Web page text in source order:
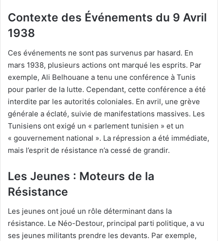
Contexte des Événements du 9 Avril
1938
Ces événements ne sont pas survenus par hasard. En
mars 1938, plusieurs actions ont marqué les esprits. Par
exemple, Ali Belhouane a tenu une conférence à Tunis
pour parler de la lutte. Cependant, cette conférence a été
interdite par les autorités coloniales. En avril, une grève
générale a éclaté, suivie de manifestations massives. Les
Tunisiens ont exigé un « parlement tunisien » et un
« gouvernement national ». La répression a été immédiate,
mais l’esprit de résistance n’a cessé de grandir.
Les Jeunes : Moteurs de la
Résistance
Les jeunes ont joué un rôle déterminant dans la
résistance. Le Néo-Destour, principal parti politique, a vu
ses jeunes militants prendre les devants. Par exemple,